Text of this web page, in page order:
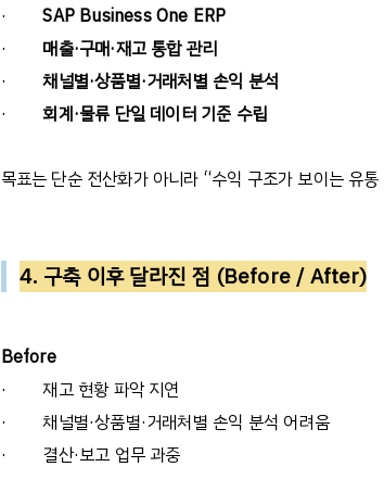
·
SAP Business One ERP
·
매출·구매·재고 통합관리
·
채널별·상품별·거래처별 손익 분석
·
회계·물류 단일 데이터 기준 수립
목표는 단순 전산화가아니라 “수익 구조가 보이는 유통
4. 구축 이후 달라진 점 (Before / After)
Before
·
재고 현황 파악 지연
·
채널별·상품별·거래처별 손익 분석 어려움
·
결산·보고 업무 과중